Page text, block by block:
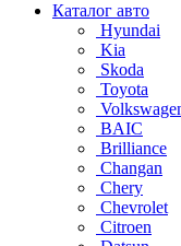
Каталог авто
Hyundai
Kia
Skoda
Toyota
BAIC
Brilliance
Changan
Chery
Chevrolet
Citroen